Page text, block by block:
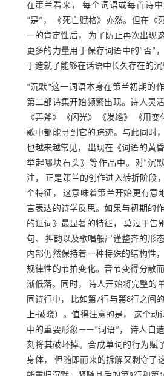
在策兰看来， 每个词语或每首诗
“是”， 《死亡赋格》亦然。但在《
一的肯定性后， 为了防止再次出现
更多的力量用于保存词语中的“否”
于造就了能够在话语中长久存在的沉
“沉默”这一词语本身在策兰初期的
第二部诗集开始频繁出现。诗人灵
《弄斧》 《闪光》 《发绺》 《用
歌中都能寻到它的踪迹。与此同时
也越来越常见， 出现在《词语的黄
举起哪块石头》等作品中。对“沉
注， 正是策兰的创作进入转折阶段
个特征， 这意味着策兰开始更有意
言表达的诗学反思。如果与初期的
的证词》最显著的特征， 莫过于告
句、 押韵以及歌唱般严谨整齐的形
内部仍然保持着一种特殊的结构性
规律性的节拍变化。音节变得分散
渐低落。同时， 诗人开始将完整的
同诗行中， 比如第7行与第8行之间
上-破晓）。值得注意的是， 这个
中的重要形象——“词语”， 诗人自
刻将其破坏掉。合成单词的行为赋
身体， 但随即而来的拆解又剥夺了